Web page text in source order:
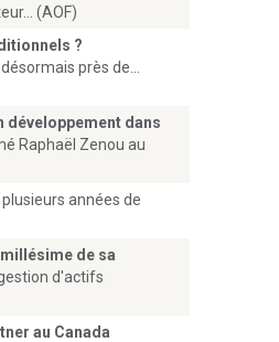
(AOF)
?
près de...
développement dans
Raphaël Zenou au
années de
de sa
d'actifs
au Canada